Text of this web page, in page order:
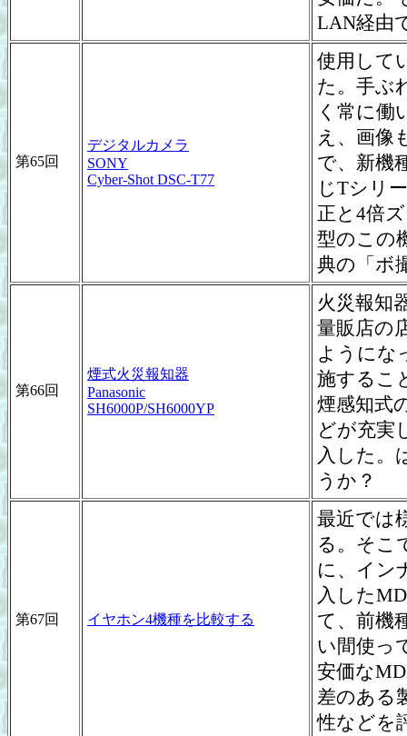
LAN経由
第65回
デジタルカメラ
SONY
Cyber-Shot DSC-T77
使用して
た。手ぶ
く常に働
え、画像
で、新機
じTシリ
正と4倍
型のこの
典の「ボ
第66回
煙式火災報知器
Panasonic
SH6000P/SH6000YP
火災報知
量販店の
ようにな
施するこ
煙感知式
どが充実
入した。
うか？
第67回 イヤホン4機種を比較する
最近では
る。そこ
に、イン
入した
て、前機
い間使っ
安価な
差のある
性などを